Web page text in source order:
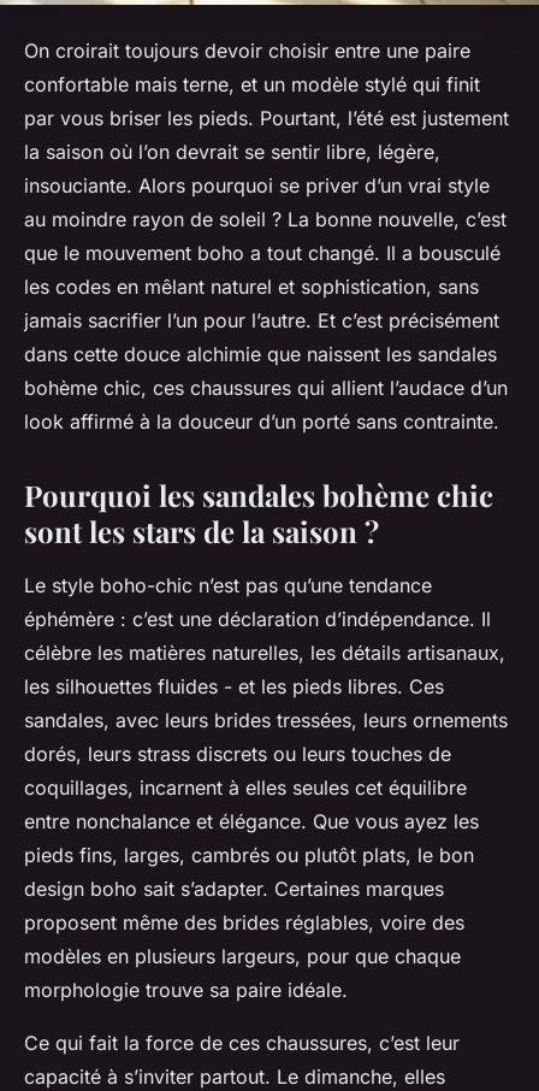
On croirait toujours devoir choisir entre une paire
confortable mais terne, et un modèle stylé qui finit
par vous briser les pieds. Pourtant, l’été est justement
la saison où l’on devrait se sentir libre, légère,
insouciante. Alors pourquoi se priver d’un vrai style
au moindre rayon de soleil ? La bonne nouvelle, c’est
que le mouvement boho a tout changé. Il a bousculé
les codes en mêlant naturel et sophistication, sans
jamais sacrifier l’un pour l’autre. Et c’est précisément
dans cette douce alchimie que naissent les sandales
bohème chic, ces chaussures qui allient l’audace d’un
look affirmé à la douceur d’un porté sans contrainte.
Pourquoi les sandales bohème chic
sont les stars de la saison ?
Le style boho-chic n’est pas qu’une tendance
éphémère : c’est une déclaration d’indépendance. Il
célèbre les matières naturelles, les détails artisanaux,
les silhouettes fluides - et les pieds libres. Ces
sandales, avec leurs brides tressées, leurs ornements
dorés, leurs strass discrets ou leurs touches de
coquillages, incarnent à elles seules cet équilibre
entre nonchalance et élégance. Que vous ayez les
pieds fins, larges, cambrés ou plutôt plats, le bon
design boho sait s’adapter. Certaines marques
proposent même des brides réglables, voire des
modèles en plusieurs largeurs, pour que chaque
morphologie trouve sa paire idéale.
Ce qui fait la force de ces chaussures, c’est leur
capacité à s’inviter partout. Le dimanche, elles